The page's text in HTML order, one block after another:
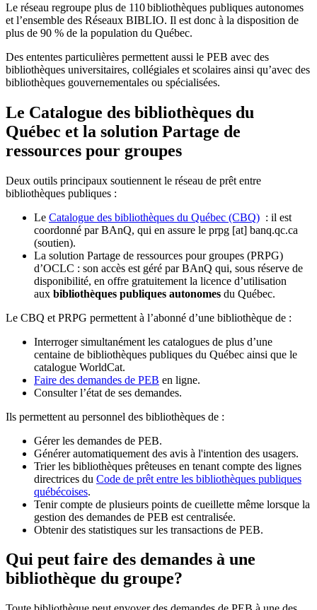
Le réseau regroupe plus de 110bibliothèques publiques autonomes
et l’ensemble des Réseaux BIBLIO. Il est donc à la disposition de
plus de 90 % de la population du Québec.
Des ententes particulières permettent aussi le PEB avec des
bibliothèques universitaires, collégiales et scolaires ainsi qu’avec des
bibliothèques gouvernementales ou spécialisées.
Le Catalogue des bibliothèques du
Québec et la solution Partage de
ressources pour groupes
Deux outils principaux soutiennent le réseau de prêt entre
bibliothèques publiques :
Le Catalogue des bibliothèques du Québec (CBQ) : il est
coordonné par BAnQ, qui en assure le prpg [at] banq.qc.ca
(soutien).
La solution Partage de ressources pour groupes (PRPG)
d’OCLC : son accès est géré par BAnQ qui, sous réserve de
disponibilité, en offre gratuitement la licence d’utilisation
aux bibliothèques publiques autonomes du Québec.
Le CBQ et PRPG permettent à l’abonné d’une bibliothèque de :
Interroger simultanément les catalogues de plus d’une
centaine de bibliothèques publiques du Québec ainsi que le
catalogue WorldCat.
Faire des demandes de PEB en ligne.
Consulter l’état de ses demandes.
Ils permettent au personnel des bibliothèques de :
Gérer les demandes de PEB.
Générer automatiquement des avis à l'intention des usagers.
Trier les bibliothèques prêteuses en tenant compte des lignes
directrices du Code de prêt entre les bibliothèques publiques
québécoises.
Tenir compte de plusieurs points de cueillette même lorsque la
gestion des demandes de PEB est centralisée.
Obtenir des statistiques sur les transactions de PEB.
Qui peut faire des demandes à une
bibliothèque du groupe?